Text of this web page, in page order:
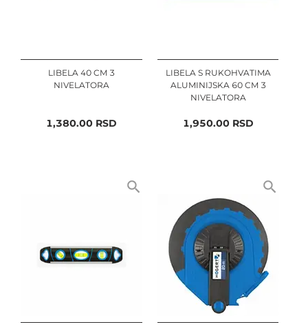
LIBELA 40 CM 3
NIVELATORA
1,380.00RSD
LIBELA S RUKOHVATIMA
ALUMINIJSKA 60 CM 3
NIVELATORA
1,950.00RSD